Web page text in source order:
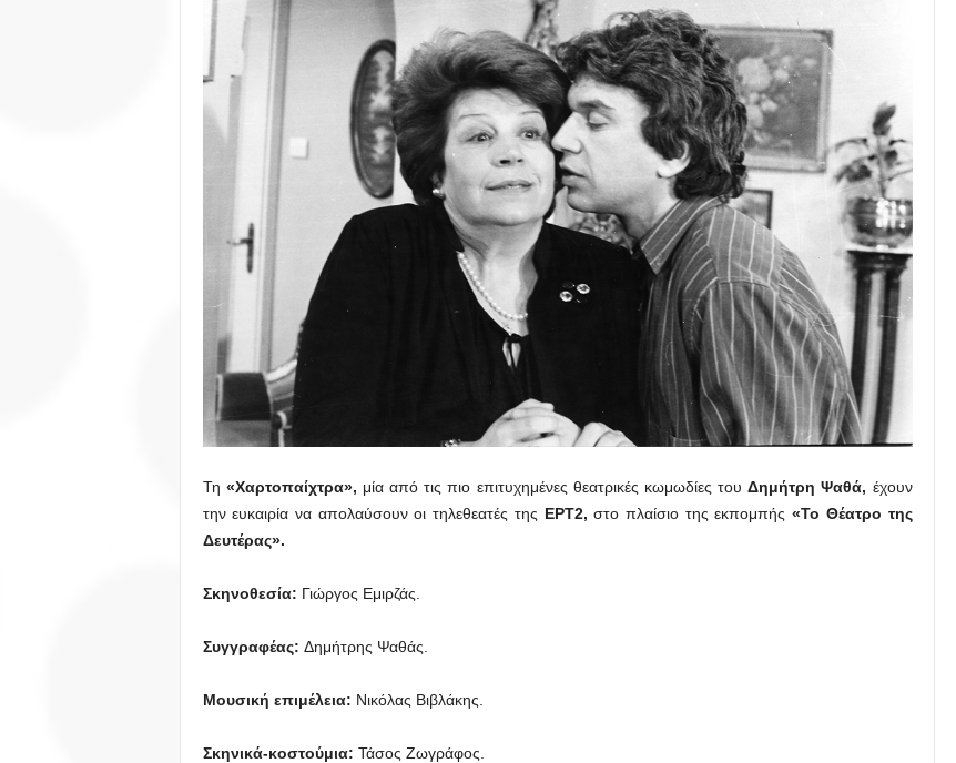
Τη «Χαρτοπαίχτρα», μία από τις πιο επιτυχημένες θεατρικές κωμωδίες τουΔημήτρη Ψαθά, έχουν
την ευκαιρία να απολαύσουν οι τηλεθεατές της ΕΡΤ2,στο πλαίσιο της εκπομπής «Το Θέατρο της
Δευτέρας».
Σκηνοθεσία: Γιώργος Εμιρζάς.
Συγγραφέας: Δημήτρης Ψαθάς.
Μουσική επιμέλεια: Νικόλας Βιβλάκης.
Σκηνικά-κοστούμια: Τάσος Ζωγράφος.